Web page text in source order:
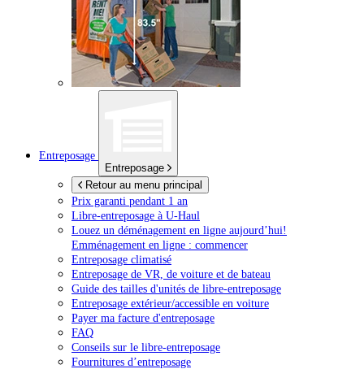
Entreposage
Entreposage
Retour au menu principal
Prix garanti pendant 1 an
Libre-entreposage à U-Haul
Louez un déménagement en ligne aujourd’hui!
Emménagement en ligne : commencer
Entreposage climatisé
Entreposage de VR, de voiture et de bateau
Guide des tailles d'unités de libre-entreposage
Entreposage extérieur/accessible en voiture
Payer ma facture d'entreposage
FAQ
Conseils sur le libre-entreposage
Fournitures d’entreposage